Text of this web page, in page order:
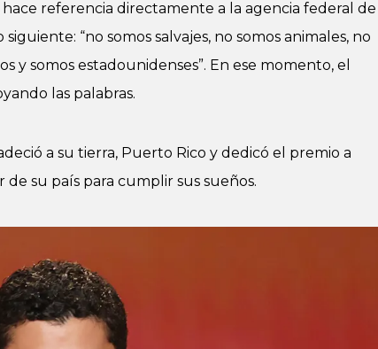
hace referencia directamente a la agencia federal de
“no somos salvajes, no somos animales, no
y somos estadounidenses”. En ese momento, el
las palabras.
a su tierra, Puerto Rico y dedicó el premio a
su país para cumplir sus sueños.